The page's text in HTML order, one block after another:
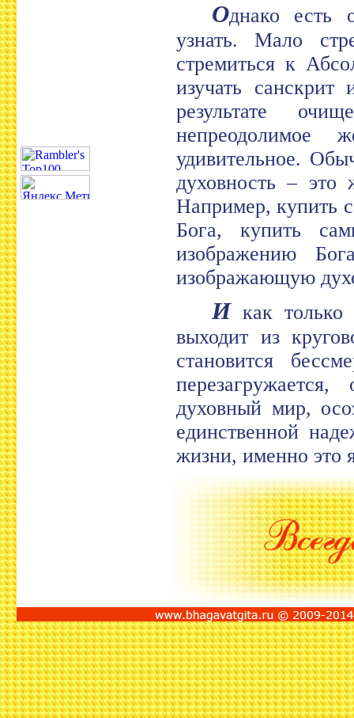
Однако есть
узнать. Мало
стремиться к
изучать
результате
непреодолимое
удивительное.
духовность – это
Например, купить
Бога, купить
изображению
изображающую
Икак только
выходит из
становится
духовный мир,
единственной
жизни, именно это